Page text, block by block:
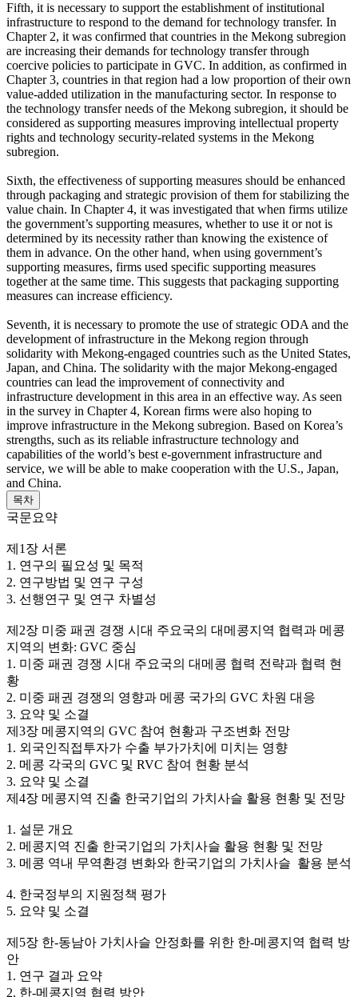
Fifth, it is necessary to support the establishment of institutional
infrastructure to respond to the demand for technology transfer. In
Chapter 2, it was confirmed that countries in the Mekong subregion
are increasing their demands for technology transfer through
coercive policies to participate in GVC. In addition, as confirmed in
Chapter 3, countries in that region had a low proportion of their own
value-added utilization in the manufacturing sector. In response to
the technology transfer needs of the Mekong subregion, it should be
considered as supporting measures improving intellectual property
rights and technology security-related systems in the Mekong
subregion.
Sixth, the effectiveness of supporting measures should be enhanced
through packaging and strategic provision of them for stabilizing the
value chain. In Chapter 4, it was investigated that when firms utilize
the government’s supporting measures, whether to use it or not is
determined by its necessity rather than knowing the existence of
them in advance. On the other hand, when using government’s
supporting measures, firms used specific supporting measures
together at the same time. This suggests that packaging supporting
measures can increase efficiency.
Seventh, it is necessary to promote the use of strategic ODA and the
development of infrastructure in the Mekong region through
solidarity with Mekong-engaged countries such as the United States,
Japan, and China. The solidarity with the major Mekong-engaged
countries can lead the improvement of connectivity and
infrastructure development in this area in an effective way. As seen
in the survey in Chapter 4, Korean firms were also hoping to
improve infrastructure in the Mekong subregion. Based on Korea’s
strengths, such as its reliable infrastructure technology and
capabilities of the world’s best e-government infrastructure and
service, we will be able to make cooperation with the U.S., Japan,
and China.
목차
국문요약
제1장 서론
1. 연구의 필요성 및 목적
2. 연구방법 및 연구 구성
3. 선행연구 및 연구 차별성
제2장 미중 패권 경쟁 시대 주요국의 대메콩지역 협력과 메콩
지역의 변화: GVC 중심
1. 미중 패권 경쟁 시대 주요국의 대메콩 협력 전략과 협력 현
황
2. 미중 패권 경쟁의 영향과 메콩 국가의 GVC 차원 대응
3. 요약 및 소결
제3장 메콩지역의 GVC 참여 현황과 구조변화 전망
1. 외국인직접투자가 수출 부가가치에 미치는 영향
2. 메콩 각국의 GVC 및 RVC 참여 현황 분석
3. 요약 및 소결
제4장 메콩지역 진출 한국기업의 가치사슬 활용 현황 및 전망
1. 설문 개요
2. 메콩지역 진출 한국기업의 가치사슬 활용 현황 및 전망
3. 메콩 역내 무역환경 변화와 한국기업의 가치사슬 활용 분석
4. 한국정부의 지원정책 평가
5. 요약 및 소결
제5장 한-동남아 가치사슬 안정화를 위한 한-메콩지역 협력 방
안
1. 연구 결과 요약
2. 한-메콩지역 협력 방안